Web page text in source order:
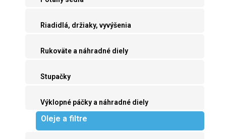
Riadidlá, držiaky, vyvýšenia
Rukoväte a náhradné diely
Stupačky
Výklopné páčky a náhradné diely
Oleje a filtre